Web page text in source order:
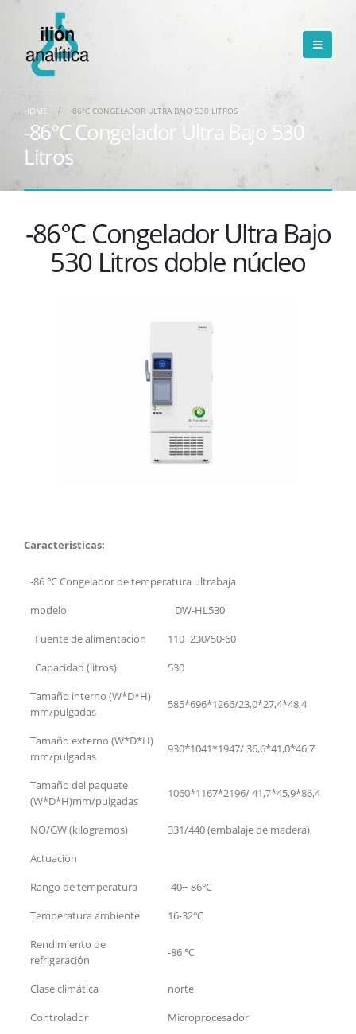
HOME -86°C CONGELADOR ULTRA BAJO 530 LITROS
-86°C Congelador Ultra Bajo 530
Litros
-86°C Congelador Ultra Bajo
530 Litros doble núcleo
Caracteristicas:
-86 ℃ Congelador de temperatura ultrabaja
modelo
DW-HL530
Fuente de alimentación
110~230/50-60
Capacidad (litros)
530
Tamaño interno (W*D*H)
mm/pulgadas
585*696*1266/23,0*27,4*48,4
Tamaño externo (W*D*H)
mm/pulgadas
930*1041*1947/ 36,6*41,0*46,7
Tamaño del paquete
(W*D*H)mm/pulgadas
1060*1167*2196/ 41,7*45,9*86,4
NO/GW (kilogramos)
331/440 (embalaje de madera)
Actuación
Rango de temperatura
-40~-86℃
Temperatura ambiente
16-32℃
Rendimiento de
refrigeración
-86 ℃
Clase climática
norte
Controlador
Microprocesador